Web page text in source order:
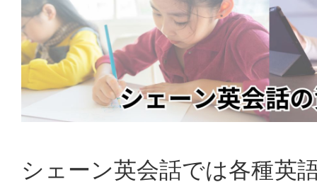
シェーン英会話では各種英